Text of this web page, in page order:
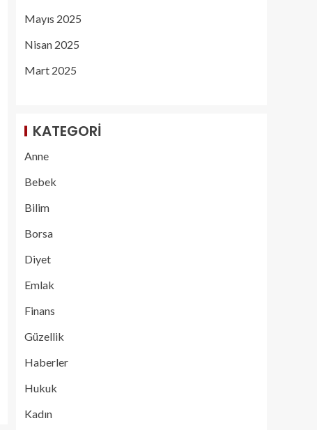
Mayıs 2025
Nisan 2025
Mart 2025
KATEGORI
Anne
Bebek
Bilim
Borsa
Diyet
Emlak
Finans
Güzellik
Haberler
Hukuk
Kadın